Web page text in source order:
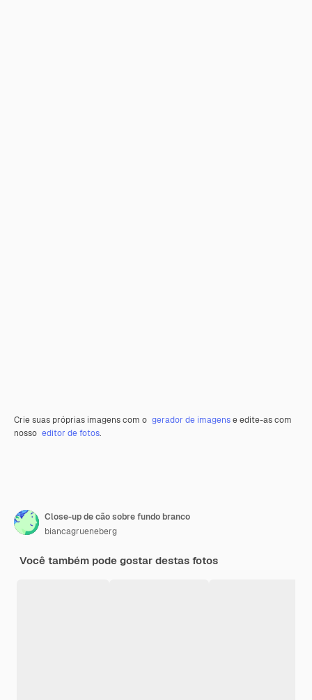
Crie suas próprias imagens com o gerador de imagense edite-as com
nosso editor de fotos.
Close-up de cão sobre fundo branco
biancagrueneberg
Você também pode gostar destas fotos